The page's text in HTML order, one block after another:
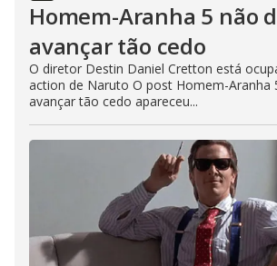
Homem-Aranha 5 não
avançar tão cedo
O diretor Destin Daniel Cretton está
action de Naruto O post Homem-Aranha
avançar tão cedo apareceu...